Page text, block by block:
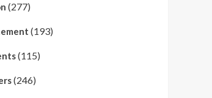
(277)
(193)
(115)
(246)